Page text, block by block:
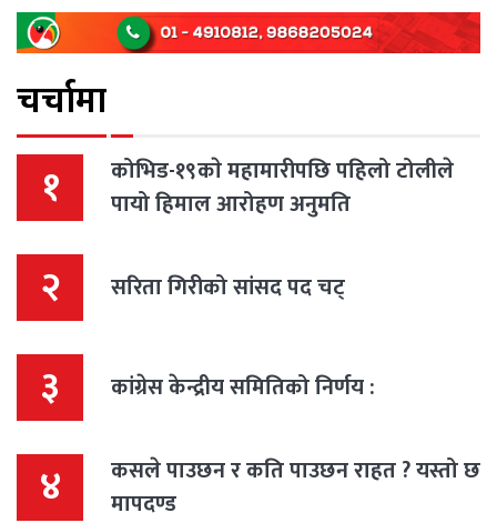
चर्चामा
१
कोभिड-१९काे महामारीपछि पहिलो टोलीले
पायो हिमाल आरोहण अनुमति
२ सरिता गिरीको सांसद पद चट्
३ कांग्रेस केन्द्रीय समितिको निर्णय :
४
कसले पाउछन र कति पाउछन राहत ? यस्तो छ
मापदण्ड